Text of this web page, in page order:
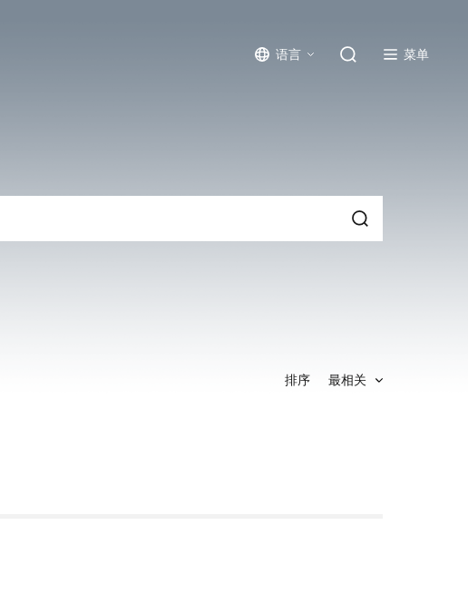
语言 菜单
排序 最相关